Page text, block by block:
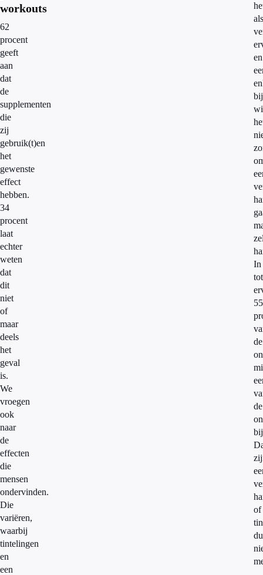
workouts
62
procent
geeft
aan
dat
de
supplementen
die
zij
gebruik(t)en
het
gewenste
effect
hebben.
34
procent
laat
echter
weten
dat
dit
niet
of
maar
deels
het
geval
is.
We
vroegen
ook
naar
de
effecten
die
mensen
ondervinden.
Die
variëren,
waarbij
tintelingen
en
een
als
en
bij
In
55
de
de
of